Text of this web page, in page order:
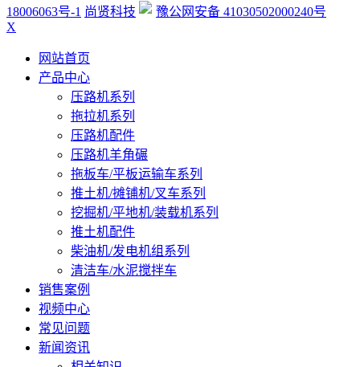
18006063号-1 尚贤科技
豫公网安备 41030502000240号
X
网站首页
产品中心
压路机系列
拖拉机系列
压路机配件
压路机羊角碾
拖板车/平板运输车系列
推土机/摊铺机/叉车系列
挖掘机/平地机/装载机系列
推土机配件
柴油机/发电机组系列
清洁车/水泥搅拌车
销售案例
视频中心
常见问题
新闻资讯